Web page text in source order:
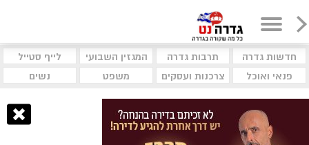
חדשות גדרה תרבות גדרה המגזין השבועי
לייף סטייל
פנאי ואוכל
צרכנות ועסקים משפט נשים